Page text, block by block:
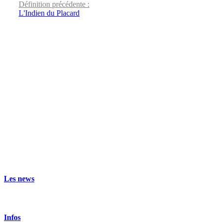
Définition précédente :
L'Indien du Placard
Les news
Infos